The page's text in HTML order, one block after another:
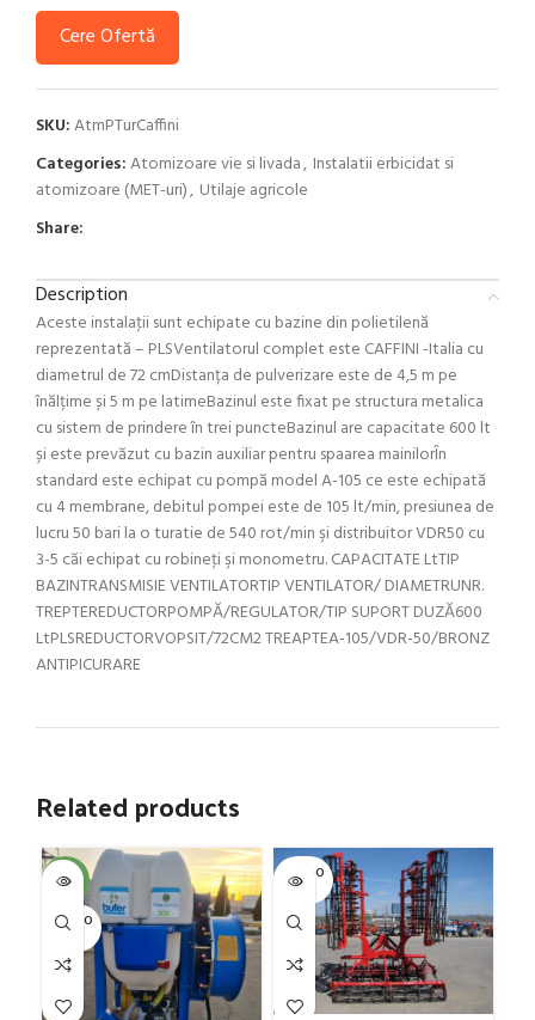
Cere Ofertă
SKU:AtmPTurCaffini
Categories:Atomizoare vie si livada, Instalatii erbicidat si
atomizoare (MET-uri), Utilaje agricole
Share:
Description
Aceste instalaţii sunt echipate cu bazine din polietilenă
reprezentată – PLSVentilatorul complet este CAFFINI -Italia cu
diametrul de 72 cmDistanța de pulverizare este de 4,5 m pe
înălțime și 5 m pe latimeBazinul este fixat pe structura metalica
cu sistem de prindere în trei puncteBazinul are capacitate 600 lt
și este prevăzut cu bazin auxiliar pentru spaarea mainilorÎn
standard este echipat cu pompă model A-105 ce este echipată
cu 4 membrane, debitul pompei este de 105 lt/min, presiunea de
lucru 50 bari la o turatie de 540 rot/min şi distribuitor VDR50 cu
3-5 căi echipat cu robineţi şi monometru. CAPACITATE LtTIP
BAZINTRANSMISIE VENTILATORTIP VENTILATOR/ DIAMETRUNR.
TREPTEREDUCTORPOMPĂ/REGULATOR/TIP SUPORT DUZĂ600
LtPLSREDUCTORVOPSIT/72CM2 TREAPTEA-105/VDR-50/BRONZ
ANTIPICURARE
Related products
-4%
SOLD O
UT
SOLD O
UT